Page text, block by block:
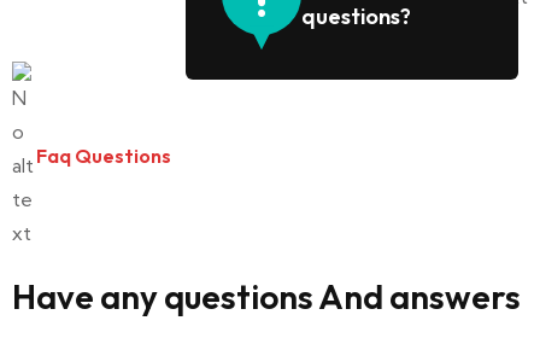
questions?
Faq Questions
Have any questions And answers